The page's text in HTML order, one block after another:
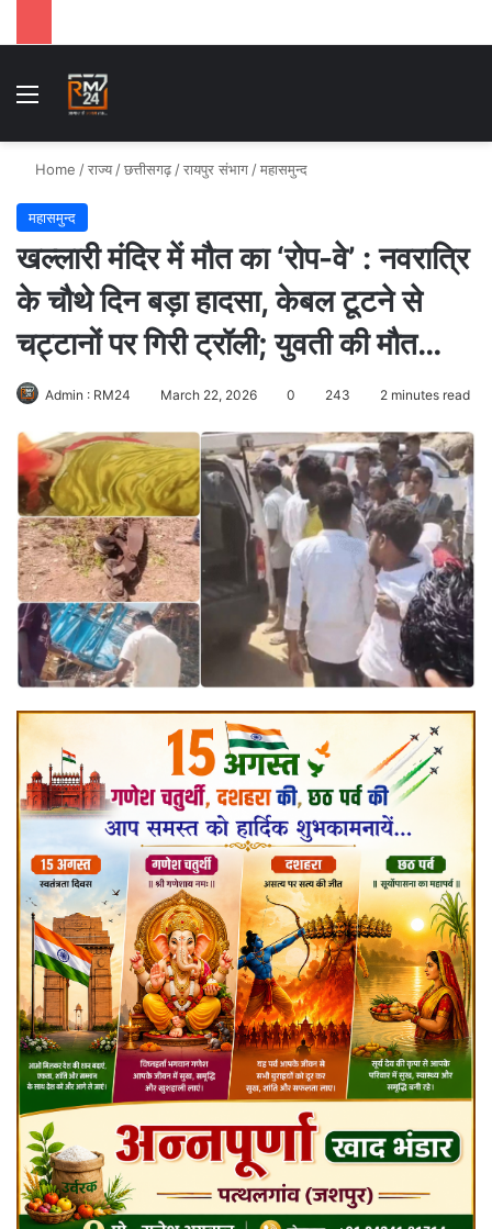
Menu
Home /राज्य /छत्तीसगढ़ /रायपुर संभाग /महासमुन्द
महासमुन्द
खल्लारी मंदिर में मौत का ‘रोप-वे’ : नवरात्रि
के चौथे दिन बड़ा हादसा, केबल टूटने से
चट्टानों पर गिरी ट्रॉली; युवती की मौत…
Admin : RM24 March 22, 2026 0 243 2 minutes read